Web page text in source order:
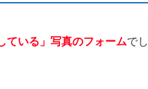
ている」写真のフォームでし